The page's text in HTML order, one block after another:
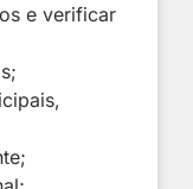
e verificar